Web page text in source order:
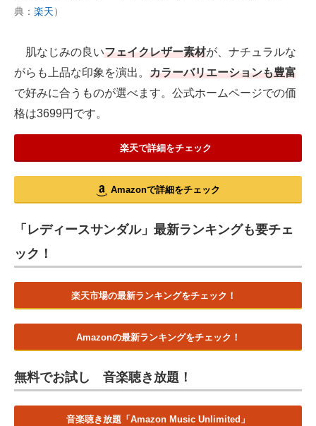
典： 楽天）
肌なじみの良いフェイクレザー素材が、ナチュラルな
がらも上品な印象を演出。 カラーバリエーションも豊富
で好みに合うものが選べます。公式ホームページでの価
格は3699円です。
楽天で詳細をチェック
Amazonで詳細をチェック
「レディースサンダル」最新ランキングも要チェ
ック！
楽天市場の最新ランキングをチェック！
Amazonの最新ランキングをチェック！
無料でお試し 音楽聴き放題！
音楽聴き放題「Amazon Music Unlimited」